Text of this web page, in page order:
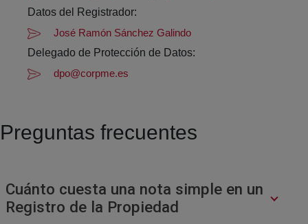
Datos del Registrador:
José Ramón Sánchez Galindo
Delegado de Protección de Datos:
dpo@corpme.es
Preguntas frecuentes
Cuánto cuesta una nota simple en un
Registro de la Propiedad